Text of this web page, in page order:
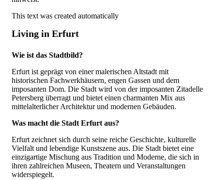
This text was created automatically
Living in Erfurt
Wie ist das Stadtbild?
Erfurt ist geprägt von einer malerischen Altstadt mit
historischen Fachwerkhäusern, engen Gassen und dem
imposanten Dom. Die Stadt wird von der imposanten Zitadelle
Petersberg überragt und bietet einen charmanten Mix aus
mittelalterlicher Architektur und modernen Gebäuden.
Was macht die Stadt Erfurt aus?
Erfurt zeichnet sich durch seine reiche Geschichte, kulturelle
Vielfalt und lebendige Kunstszene aus. Die Stadt bietet eine
einzigartige Mischung aus Tradition und Moderne, die sich in
ihren zahlreichen Museen, Theatern und Veranstaltungen
widerspiegelt.